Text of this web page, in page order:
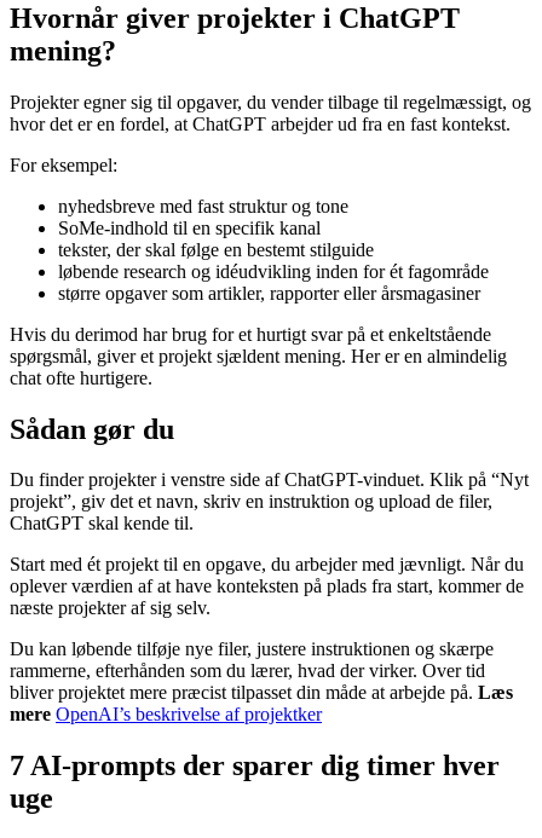
Hvornår giver projekter i ChatGPT
mening?
Projekter egner sig til opgaver, du vender tilbage til regelmæssigt, og
hvor det er en fordel, at ChatGPT arbejder ud fra en fast kontekst.
For eksempel:
nyhedsbreve med fast struktur og tone
SoMe-indhold til en specifik kanal
tekster, der skal følge en bestemt stilguide
løbende research og idéudvikling inden for ét fagområde
større opgaver som artikler, rapporter eller årsmagasiner
Hvis du derimod har brug for et hurtigt svar på et enkeltstående
spørgsmål, giver et projekt sjældent mening. Her er en almindelig
chat ofte hurtigere.
Sådan gør du
Du finder projekter i venstre side af ChatGPT-vinduet. Klik på “Nyt
projekt”, giv det et navn, skriv en instruktion og upload de filer,
ChatGPT skal kende til.
Start med ét projekt til en opgave, du arbejder med jævnligt. Når du
oplever værdien af at have konteksten på plads fra start, kommer de
næste projekter af sig selv.
Du kan løbende tilføje nye filer, justere instruktionen og skærpe
rammerne, efterhånden som du lærer, hvad der virker. Over tid
bliver projektet mere præcist tilpasset din måde at arbejde på. Læs
mere OpenAI’s beskrivelse af projektker
7 AI-prompts der sparer dig timer hver
uge